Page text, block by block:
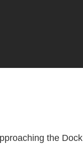
the Dock